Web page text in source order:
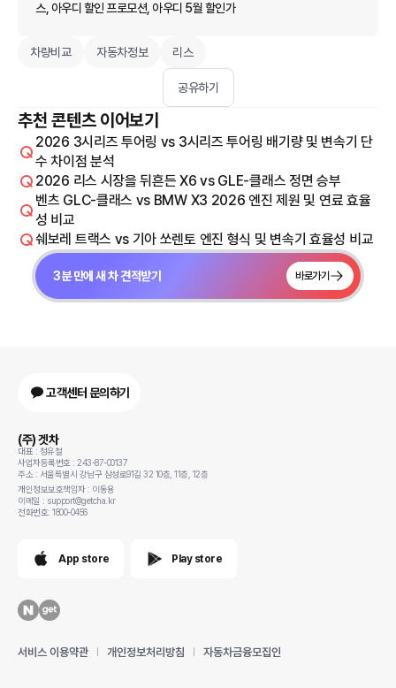
스, 아우디 할인 프로모션, 아우디 5월 할인가
차량비교 자동차정보 리스
공유하기
추천 콘텐츠 이어보기
2026 3시리즈 투어링 vs 3시리즈 투어링 배기량 및 변속기 단
수 차이점 분석
2026 리스 시장을 뒤흔든 X6 vs GLE-클래스 정면 승부
벤츠 GLC-클래스 vs BMW X3 2026 엔진 제원 및 연료 효율
성 비교
쉐보레 트랙스 vs 기아 쏘렌토 엔진 형식 및 변속기 효율성 비교
3분 만에 새 차 견적받기 바로가기
고객센터 문의하기
(주) 겟차
대표 : 정유철
사업자등록번호 : 243-87-00137
주소 : 서울특별시 강남구 삼성로91길 32 10층, 11층, 12층
개인정보보호책임자 : 이동용
이메일 : support@getcha.kr
전화번호: 1800-0456
App store Play store
서비스 이용약관 개인정보처리방침 자동차금융모집인